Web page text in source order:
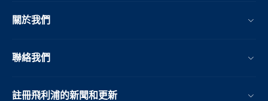
關於我們
聯絡我們
註冊飛利浦的新聞和更新